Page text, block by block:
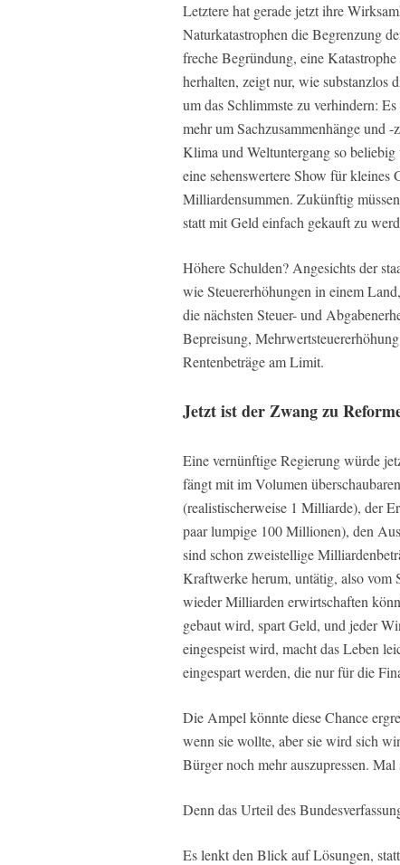
Letztere hat gerade jetzt ihre
Naturkatastrophen die Begrenzung
freche Begründung, eine
herhalten, zeigt nur, wie substanzlos
um das Schlimmste zu verhindern:
mehr um Sachzusammenhänge und
Klima und Weltuntergang so
eine sehenswertere Show für
Milliardensummen. Zukünftig
statt mit Geld einfach gekauft zu
Höhere Schulden? Angesichts der
wie Steuererhöhungen in einem
die nächsten Steuer- und
Bepreisung,
Rentenbeträge am Limit.
Jetzt ist der Zwang zu
Eine vernünftige Regierung würde
fängt mit im Volumen
(realistischerweise 1 Milliarde), der
paar lumpige 100 Millionen), den
sind schon zweistellige
Kraftwerke herum, untätig, also vom
wieder Milliarden erwirtschaften
gebaut wird, spart Geld, und jeder
eingespeist wird, macht das Leben
eingespart werden, die nur für die
Die Ampel könnte diese Chance
wenn sie wollte, aber sie wird sich
Bürger noch mehr auszupressen. Mal
Denn das Urteil des
Es lenkt den Blick auf Lösungen,